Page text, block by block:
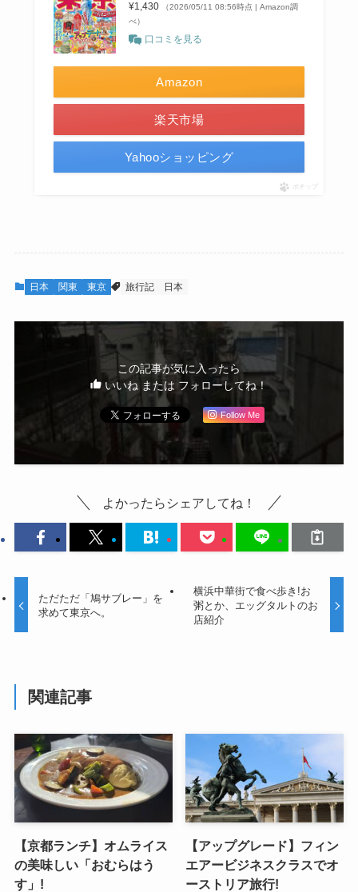
¥1,430
（2026/05/11 08:56時点 | Amazon調
べ）
口コミを見る
Amazon
楽天市場
Yahooショッピング
ポチップ
日本 関東 東京 旅行記 日本
この記事が気に入ったら
いいね または フォローしてね！
Follow Me
よかったらシェアしてね！
ただただ「鳩サブレー」を
求めて東京へ。
横浜中華街で食べ歩き!お
粥とか、エッグタルトのお
店紹介
関連記事
【京都ランチ】オムライス
の美味しい「おむらはう
す」!
【アップグレード】フィン
エアービジネスクラスでオ
ーストリア旅行!